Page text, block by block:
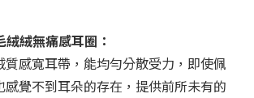
絨無痛感耳圈：
質感寬耳帶，能均勻分散受力，即使佩
感覺不到耳朵的存在，提供前所未有的